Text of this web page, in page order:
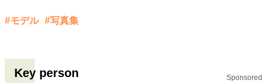
#モデル #写真集
Key person Sponsored